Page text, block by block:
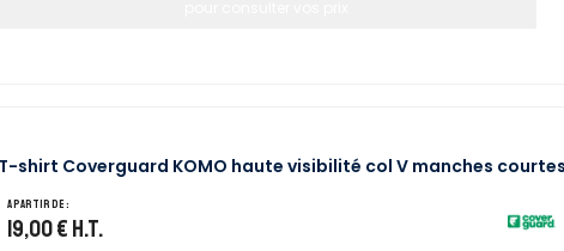
T-shirt Coverguard KOMO haute visibilité col V manches courtes
A partir de :
19,00 € H.T.